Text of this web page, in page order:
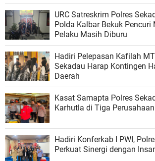
URC Satreskrim Polres
Polda Kalbar Bekuk Pencuri
Pelaku Masih Diburu
Hadiri Pelepasan Kafilah
Sekadau Harap Kontingen
Daerah
Kasat Samapta Polres
Karhutla di Tiga Perusahaan
Hadiri Konferkab I PWI,
Perkuat Sinergi dengan